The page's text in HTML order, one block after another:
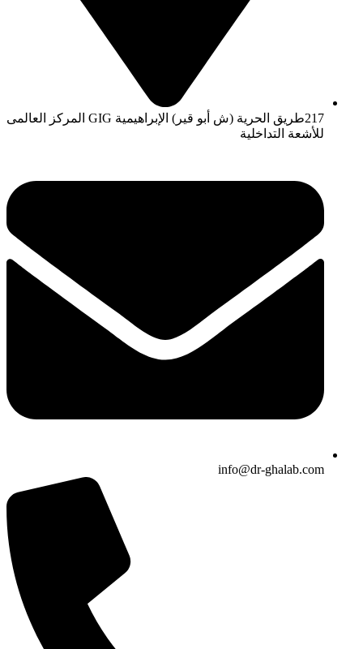
217طريق الحرية (ش أبو قير) الإبراهيمية GIG المركز العالمى
للأشعة التداخلية
info@dr-ghalab.com